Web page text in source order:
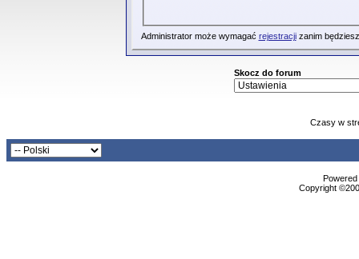
Administrator może wymagać rejestracjizanim
Skocz do forum
Czasy w
Copyright